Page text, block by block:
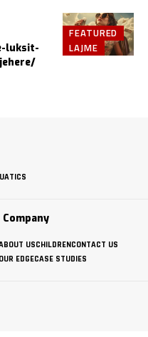
FEATURED
LAJME
luksit-
Company
USCHILDRENCONTACT US
OUR EDGECASE STUDIES